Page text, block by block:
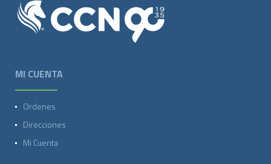
MI CUENTA
Ordenes
Direcciones
Mi Cuenta